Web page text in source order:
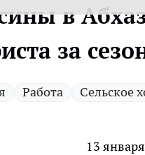
в
за
Работа Сельское
13